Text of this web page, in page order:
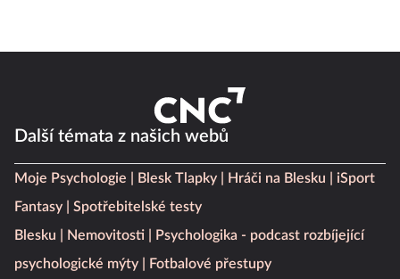
Další témata z našich webů
Moje Psychologie Blesk Tlapky Hráči na Blesku
iSport
Fantasy
Spotřebitelské testy
Blesku
Nemovitosti
Psychologika - podcast rozbíjející
psychologické mýty
Fotbalové přestupy